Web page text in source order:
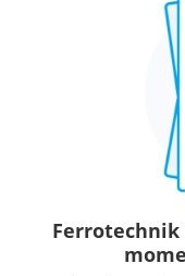
Ferrotechnik